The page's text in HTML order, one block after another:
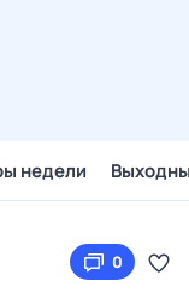
недели
0